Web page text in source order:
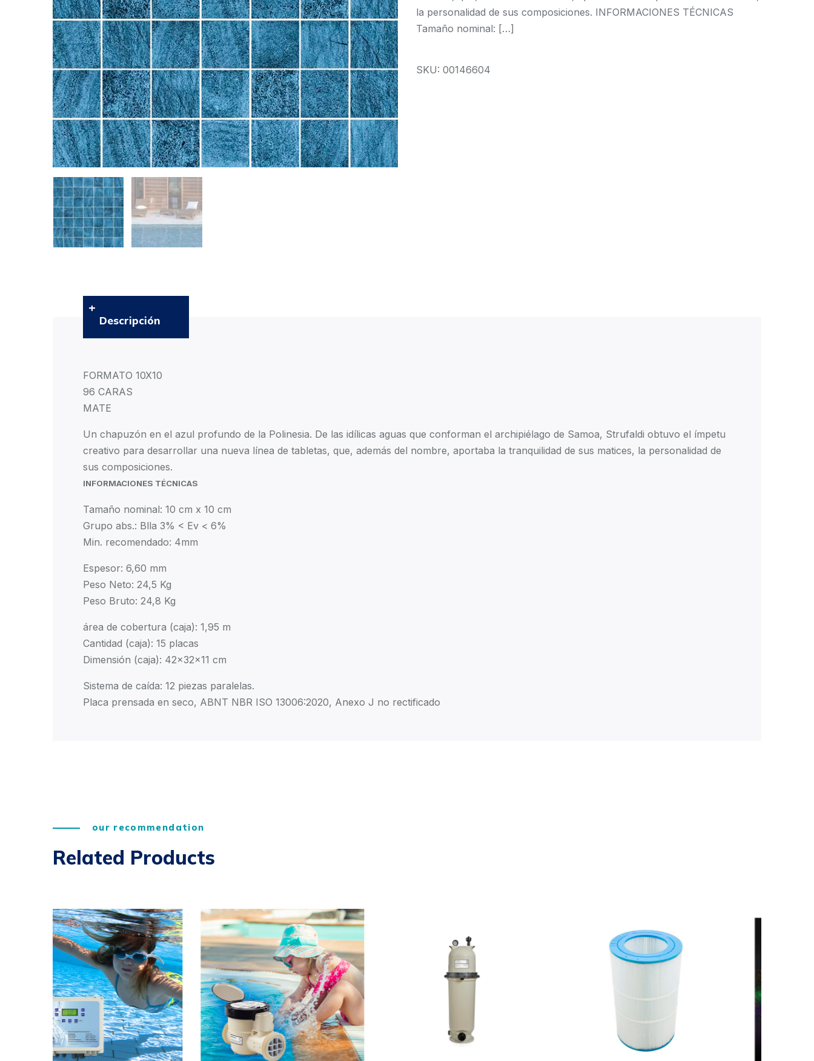
la personalidad de sus composiciones. INFORMACIONES TÉCNICAS
Tamaño nominal: […]
SKU: 00146604
Descripción
FORMATO 10X10
96 CARAS
MATE
Un chapuzón en el azul profundo de la Polinesia. De las idílicas aguas que conforman el archipiélago de Samoa, Strufaldi obtuvo el ímpetu
creativo para desarrollar una nueva línea de tabletas, que, además del nombre, aportaba la tranquilidad de sus matices, la personalidad de
sus composiciones.
INFORMACIONES TÉCNICAS
Tamaño nominal: 10 cm x 10 cm
Grupo abs.: Blla 3% < Ev < 6%
Min. recomendado: 4mm
Espesor: 6,60 mm
Peso Neto: 24,5 Kg
Peso Bruto: 24,8 Kg
área de cobertura (caja): 1,95 m
Cantidad (caja): 15 placas
Dimensión (caja): 42x32x11 cm
Sistema de caída: 12 piezas paralelas.
Placa prensada en seco, ABNT NBR ISO 13006:2020, Anexo J no rectificado
our recommendation
Related Products